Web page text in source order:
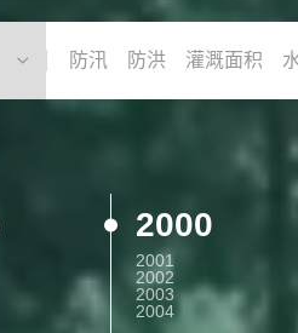
2000
2001
2002
2003
2004